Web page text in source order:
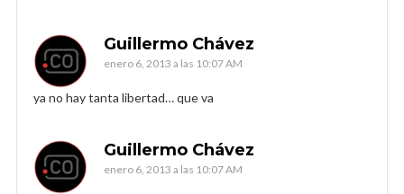
Guillermo Chávez
enero 6, 2013 a las 10:07 AM
ya no hay tanta libertad… que va
Guillermo Chávez
enero 6, 2013 a las 10:07 AM